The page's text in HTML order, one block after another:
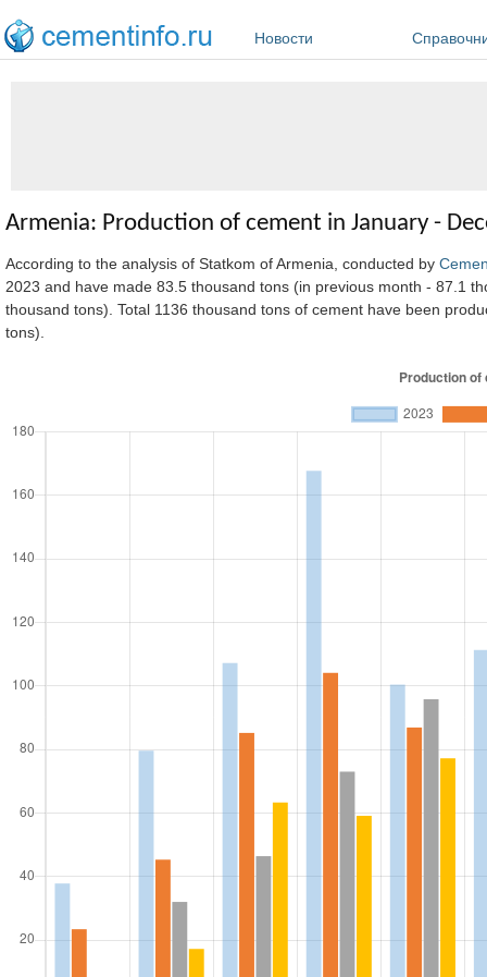
Новости
Armenia: Production of cement in January -
According to the analysis of Statkom of Armenia, conducted by
2023 and have made 83.5 thousand tons (in previous month - 87.1
thousand tons). Total 1136 thousand tons of cement have been
tons).